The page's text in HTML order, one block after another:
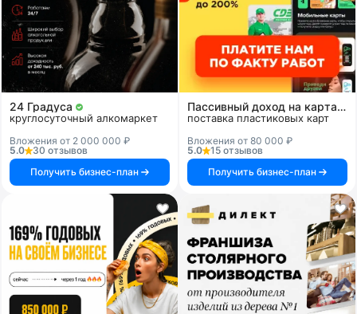
24 Градуса
круглосуточный алкомаркет
Вложения от 2 000 000 ₽
5.0
30 отзывов
Получить бизнес-план
Пассивный доход на картах и системах
поставка пластиковых карт
Вложения от 80 000 ₽
5.0
15 отзывов
Получить бизнес-план